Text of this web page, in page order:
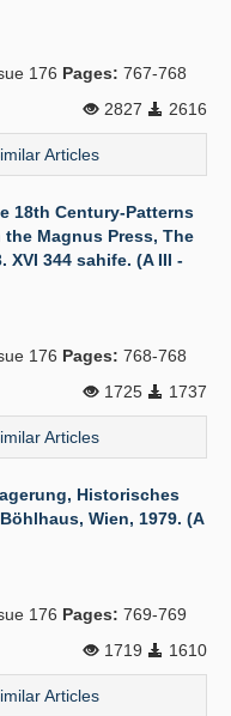
176 Pages: 767-768
2827
2616
Articles
18th Century-Patterns
Magnus Press, The
XVI 344 sahife. (A III -
176 Pages: 768-768
1725
1737
Articles
Historisches
Wien, 1979. (A
176 Pages: 769-769
1719
1610
Articles